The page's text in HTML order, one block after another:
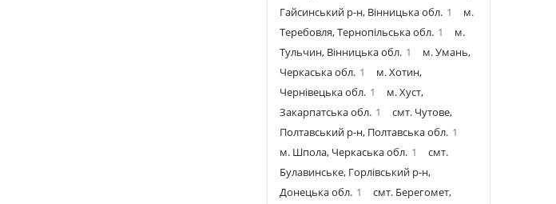
Гайсинський р-н, Вінницька обл. 1
м.
Теребовля, Тернопільська обл. 1
м.
Тульчин, Вінницька обл. 1
м. Умань,
Черкаська обл. 1
м. Хотин,
Чернівецька обл. 1
м. Хуст,
Закарпатська обл. 1
смт. Чутове,
Полтавський р-н, Полтавська обл. 1
м. Шпола, Черкаська обл. 1
смт.
Булавинське, Горлівський р-н,
Донецька обл. 1
смт. Берегомет,